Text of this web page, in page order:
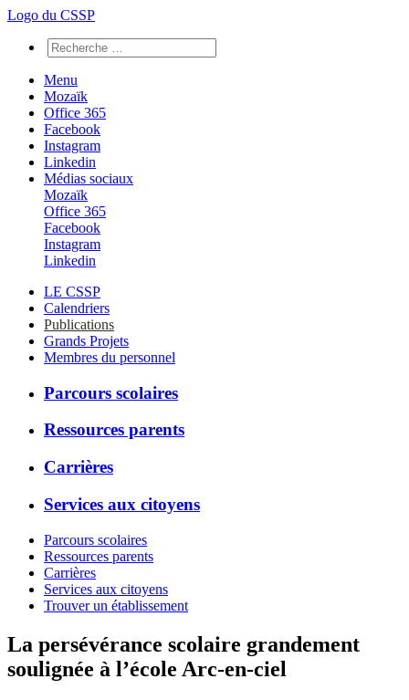
Logo du CSSP
Menu
Mozaïk
Office 365
Facebook
Instagram
Linkedin
Médias sociaux
Mozaïk
Office 365
Facebook
Instagram
Linkedin
LE CSSP
Calendriers
Publications
Grands Projets
Membres du personnel
Parcours scolaires
Ressources parents
Carrières
Services aux citoyens
Parcours scolaires
Ressources parents
Carrières
Services aux citoyens
Trouver un établissement
La persévérance scolaire grandement
soulignée à l’école Arc-en-ciel